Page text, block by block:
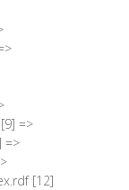
=>
=>
[12]